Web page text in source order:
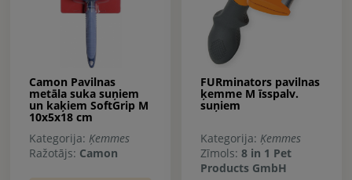
Camon Pavilnas
metāla suka suņiem
un kaķiem SoftGrip M
10x5x18 cm
Kategorija: Ķemmes
Ražotājs: Camon
FURminators pavilnas
ķemme M īsspalv.
suņiem
Kategorija: Ķemmes
Zīmols: 8 in 1 Pet
Products GmbH